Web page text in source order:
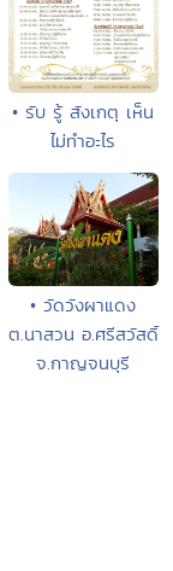
• รับ รู้ สังเกตุ เห็น
ไม่ทำอะไร
• วัดวังผาแดง
ต.นาสวน อ.ศรีสวัสดิ์
จ.กาญจนบุรี